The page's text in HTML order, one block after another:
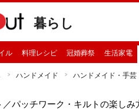
暮らし
ル 料理レシピ 冠婚葬祭 生活家電
ハンドメイド ハンドメイド・手芸
／パッチワーク・キルトの楽しみ